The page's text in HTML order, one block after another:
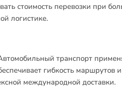
стоимость перевозки при
логистике.
транспорт
гибкость маршрутов
международной доставки.